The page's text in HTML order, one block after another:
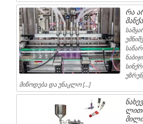
რა
მიწოდება და უნაკლო […]